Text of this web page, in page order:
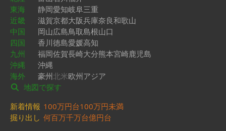
東海
静岡愛知岐阜三重
近畿
滋賀京都大阪兵庫奈良和歌山
中国
岡山広島鳥取島根山口
四国
香川徳島愛媛高知
九州
福岡佐賀長崎大分熊本宮崎鹿児島
沖縄
沖縄
海外
豪州北米欧州アジア
地図で探す
新着情報 100万円台100万円未満
掘り出し 何百万千万台億円台